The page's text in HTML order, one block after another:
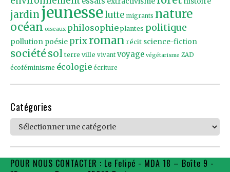
jardin jeunesselutte migrants nature
océan oiseaux philosophie plantes politique
pollution poésie prixroman récit science-fiction
sociétésol terre ville vivant voyage végétarisme ZAD
écoféminisme écologie écriture
Catégories
Catégories
POUR NOUS CONTACTER : Le Felipé - MDA 18 – Boîte 9 -